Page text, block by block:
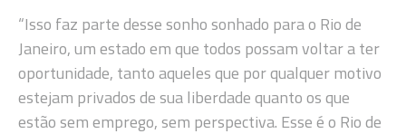
“Isso faz parte desse sonho sonhado para o Rio de
Janeiro, um estado em que todos possam voltar a ter
oportunidade, tanto aqueles que por qualquer motivo
estejam privados de sua liberdade quanto os que
estão sem emprego, sem perspectiva. Esse é o Rio de